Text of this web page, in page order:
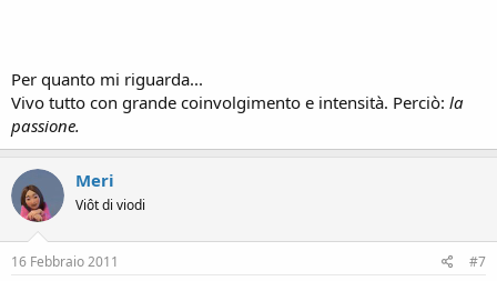
Per quanto mi riguarda...
Vivo tutto con grande coinvolgimento e intensità. Perciò: la
passione.
Meri
Viôt di viodi
16 Febbraio 2011 #7